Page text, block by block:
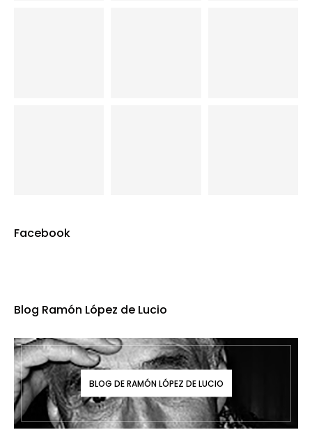
Facebook
Blog Ramón López de Lucio
BLOG DE RAMÓN LÓPEZ DE LUCIO